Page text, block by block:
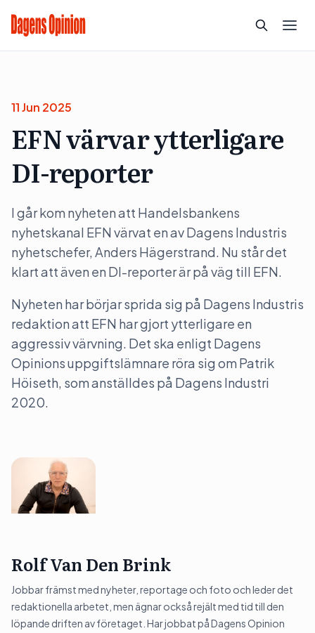
11 Jun 2025
EFN värvar ytterligare
DI-reporter
I går kom nyheten att Handelsbankens
nyhetskanal EFN värvat en av Dagens Industris
nyhetschefer, Anders Hägerstrand. Nu står det
klart att även en DI-reporter är på väg till EFN.
Nyheten har börjar sprida sig på Dagens Industris
redaktion att EFN har gjort ytterligare en
aggressiv värvning. Det ska enligt Dagens
Opinions uppgiftslämnare röra sig om Patrik
Höiseth, som anställdes på Dagens Industri
2020.
Rolf Van Den Brink
Jobbar främst med nyheter, reportage och foto och leder det
redaktionella arbetet, men ägnar också rejält med tid till den
löpande driften av företaget. Har jobbat på Dagens Opinion